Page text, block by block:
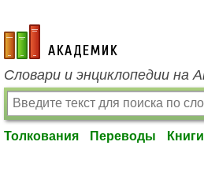
academic.ru
Словари и энциклопедии на
Толкования Переводы Книги